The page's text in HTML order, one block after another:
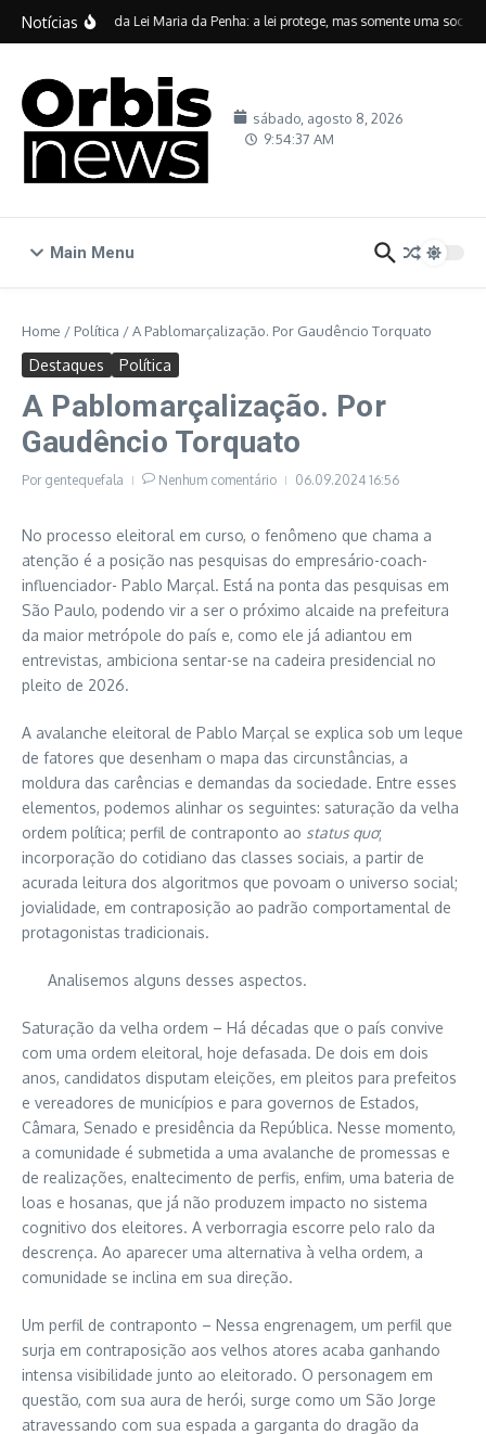
Ir para o conteúdo
Notícias
Vinte anos da Lei Maria da Penha: a lei protege, mas somente uma
sábado, agosto 8, 2026
9:54:38 AM
Main Menu
Home / Política /A Pablomarçalização. Por Gaudêncio Torquato
Destaques Política
A Pablomarçalização. Por
Gaudêncio Torquato
Por gentequefala Nenhum comentário 06.09.2024 16:56
No processo eleitoral em curso, o fenômeno que chama a
atenção é a posição nas pesquisas do empresário-coach-
influenciador- Pablo Marçal. Está na ponta das pesquisas em
São Paulo, podendo vir a ser o próximo alcaide na prefeitura
da maior metrópole do país e, como ele já adiantou em
entrevistas, ambiciona sentar-se na cadeira presidencial no
pleito de 2026.
A avalanche eleitoral de Pablo Marçal se explica sob um leque
de fatores que desenham o mapa das circunstâncias, a
moldura das carências e demandas da sociedade. Entre esses
elementos, podemos alinhar os seguintes: saturação da velha
ordem política; perfil de contraponto ao status quo;
incorporação do cotidiano das classes sociais, a partir de
acurada leitura dos algoritmos que povoam o universo social;
jovialidade, em contraposição ao padrão comportamental de
protagonistas tradicionais.
Analisemos alguns desses aspectos.
Saturação da velha ordem – Há décadas que o país convive
com uma ordem eleitoral, hoje defasada. De dois em dois
anos, candidatos disputam eleições, em pleitos para prefeitos
e vereadores de municípios e para governos de Estados,
Câmara, Senado e presidência da República. Nesse momento,
a comunidade é submetida a uma avalanche de promessas e
de realizações, enaltecimento de perfis, enfim, uma bateria de
loas e hosanas, que já não produzem impacto no sistema
cognitivo dos eleitores. A verborragia escorre pelo ralo da
descrença. Ao aparecer uma alternativa à velha ordem, a
comunidade se inclina em sua direção.
Um perfil de contraponto – Nessa engrenagem, um perfil que
surja em contraposição aos velhos atores acaba ganhando
intensa visibilidade junto ao eleitorado. O personagem em
questão, com sua aura de herói, surge como um São Jorge
atravessando com sua espada a garganta do dragão da